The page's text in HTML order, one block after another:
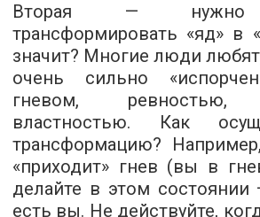
Вторая — нужно
трансформировать «яд» в
значит? Многие люди
очень сильно
гневом, ревностью,
властностью. Как
трансформацию?
«приходит» гнев (вы в
делайте в этом
есть вы. Не действуйте,